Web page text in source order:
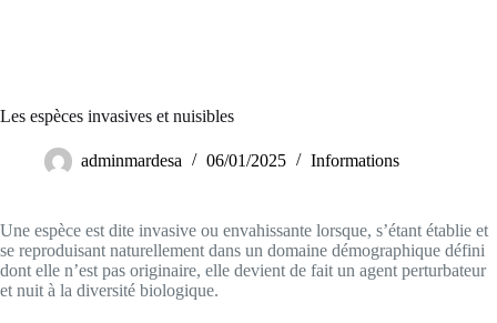
Les espèces invasives et nuisibles
adminmardesa 06/01/2025 Informations
Une espèce est dite invasive ou envahissante lorsque, s’étant établie et
se reproduisant naturellement dans un domaine démographique défini
dont elle n’est pas originaire, elle devient de fait un agent perturbateur
et nuit à la diversité biologique.